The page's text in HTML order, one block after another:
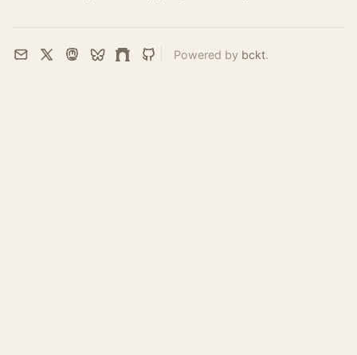
Email
X Mastodon
BlueskyFarcaster
GitHub
Powered by bckt.